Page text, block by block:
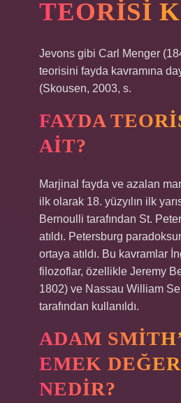
TEORISI
Jevons gibi Carl Menger
teorisini fayda kavramına
(Skousen, 2003, s.
FAYDA
AIT?
Marjinal fayda ve azalan
ilk olarak 18. yüzyılın ilk
Bernoulli tarafından St.
atıldı. Petersburg
ortaya atıldı. Bu kavramlar
filozoflar, özellikle Jeremy
1802) ve Nassau William
tarafından kullanıldı.
ADAM
EMEK
NEDIR?